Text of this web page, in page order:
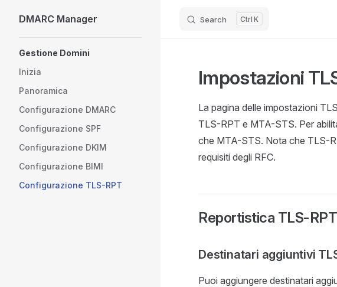
Skip to content
DMARC Manager Search K
Gestione Domini
Inizia
Panoramica
Configurazione DMARC
Configurazione SPF
Configurazione DKIM
Configurazione BIMI
Configurazione TLS-RPT
Impostazioni
La pagina delle impostazioni
TLS-RPT e MTA-STS. Per
che MTA-STS. Nota che TLS-
requisiti degli RFC.
Reportistica TLS-RPT
Destinatari aggiuntivi
Puoi aggiungere destinatari